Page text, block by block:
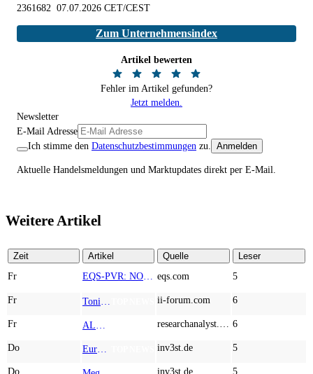
2361682 07.07.2026 CET/CEST
Zum Unternehmensindex
Artikel bewerten
Fehler im Artikel gefunden?
Jetzt melden.
Newsletter
E-Mail Adresse
Ich stimme den Datenschutzbestimmungen zu. Anmelden
Aktuelle Handelsmeldungen und Marktupdates direkt per E-Mail.
Weitere Artikel
Zeit Artikel Quelle
Leser
Fr
eqs.com 5
Fr ii-forum.com 6
Fr 6
Do inv3st.de 5
Do inv3st.de 5